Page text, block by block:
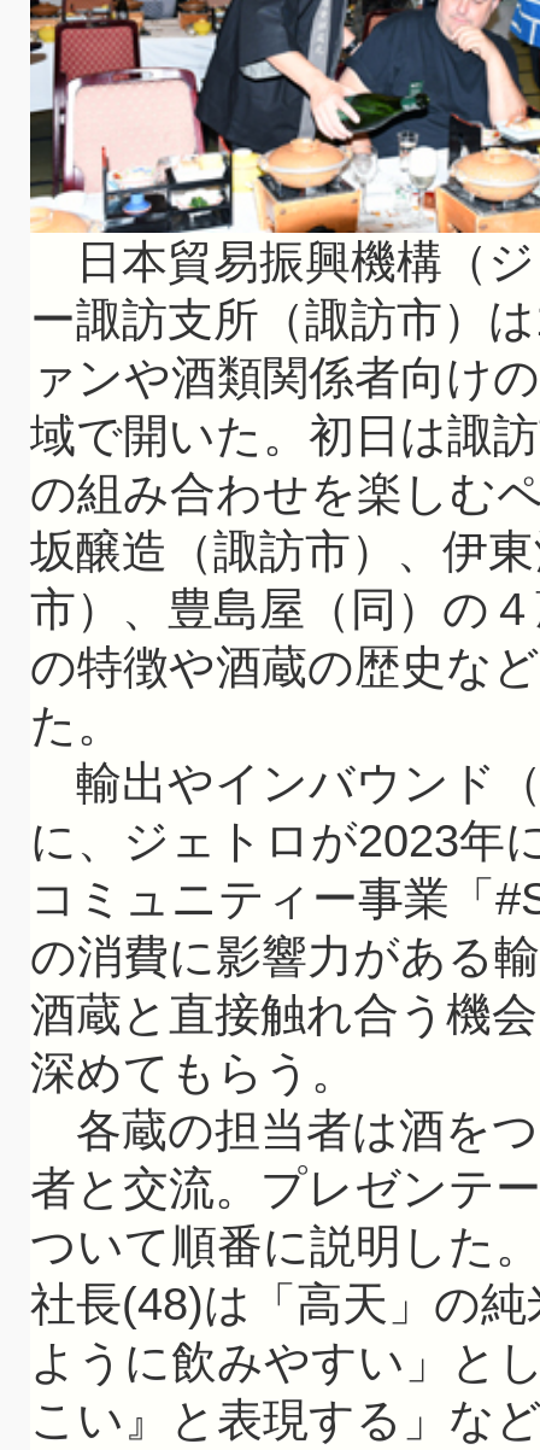
日本貿易振興機構（
ー諏訪支所（諏訪市）
ァンや酒類関係者向け
域で開いた。初日は諏
の組み合わせを楽しむ
坂醸造（諏訪市）、伊
市）、豊島屋（同）の
の特徴や酒蔵の歴史な
た。
輸出やインバウンド
に、ジェトロが2023年
コミュニティー事業「
の消費に影響力がある
酒蔵と直接触れ合う機
深めてもらう。
各蔵の担当者は酒を
者と交流。プレゼンテ
ついて順番に説明した
社長(48)は「高天」の
ように飲みやすい」と
こい』と表現する」な